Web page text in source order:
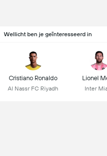
Wellicht ben je geïnteresseerd in
Cristiano Ronaldo
Al Nassr FC Riyadh
Lionel
Inter